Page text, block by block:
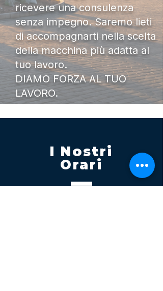
ricevere una consulenza
senza impegno. Saremo lieti
di accompagnarti nella scelta
della macchina più adatta al
tuo lavoro.
DIAMO FORZA AL TUO
LAVORO.
I Nostri
Orari